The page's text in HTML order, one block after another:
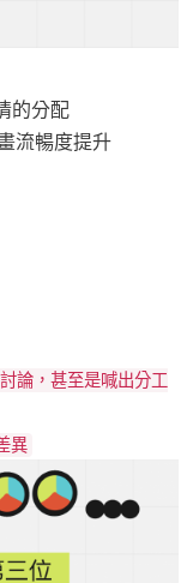
的分配
流暢度提升
論，甚至是喊出分工
異